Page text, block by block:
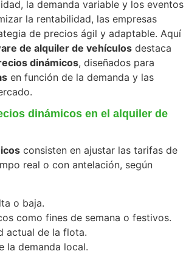
vehicle
rental
or
Web
design
Create
or
renew
of
or
business.
Web
la demanda variable y los eventos
la rentabilidad, las empresas
de precios ágil y adaptable. Aquí
de alquiler de vehículos destaca
dinámicos, diseñados para
en función de la demanda y las
dinámicos en el alquiler de
consisten en ajustar las tarifas de
real o con antelación, según
o baja.
como fines de semana o festivos.
actual de la flota.
la demanda local.